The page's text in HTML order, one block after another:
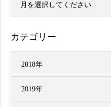
月を選択してください
カテゴリー
2018年
2019年